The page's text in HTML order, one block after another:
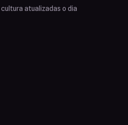
atualizadas o dia